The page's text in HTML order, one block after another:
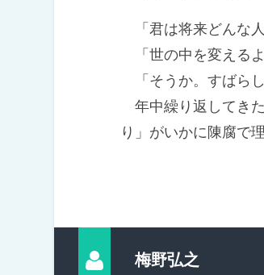
「君は将来どんな
「世の中を変える
「そうか。すばら
年中繰り返してき
り」がいかに陳腐で
梅野弘之